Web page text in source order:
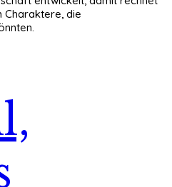
Charaktere, die